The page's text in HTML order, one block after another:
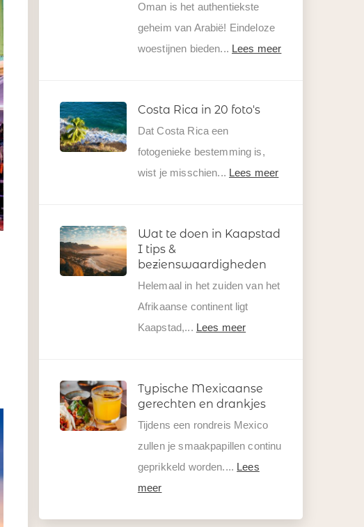
Oman is het authentiekste
geheim van Arabië! Eindeloze
woestijnen bieden... Lees meer
Costa Rica in 20 foto's
Dat Costa Rica een
fotogenieke bestemming is,
wist je misschien... Lees meer
Wat te doen in Kaapstad
I tips &
bezienswaardigheden
Helemaal in het zuiden van het
Afrikaanse continent ligt
Kaapstad,... Lees meer
Typische Mexicaanse
gerechten en drankjes
Tijdens een rondreis Mexico
zullen je smaakpapillen continu
geprikkeld worden.... Lees
meer